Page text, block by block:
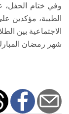
وفي ختام الحفل،
الطيبة، مؤكدين
الاجتماعية بين
شهر رمضان